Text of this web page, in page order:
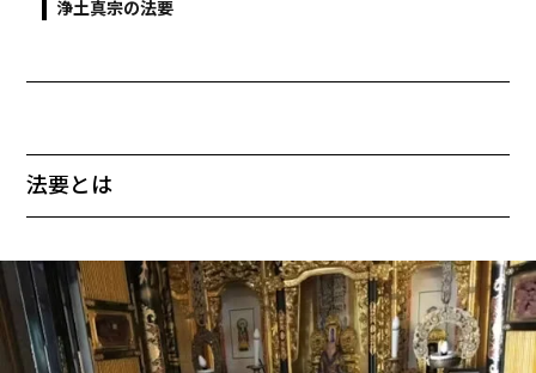
浄土真宗の法要
法要とは